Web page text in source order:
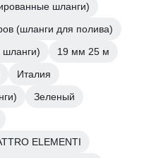
шланги)
(шланги для полива)
19 мм 25 м
Италия
Зеленый
ELEMENTI